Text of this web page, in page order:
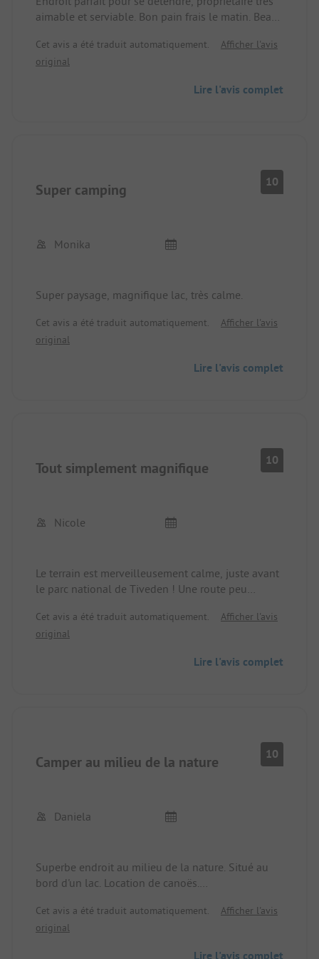
aimable et serviable. Bon pain frais le matin. Beau
recommander.
Cet avis a été traduit automatiquement.
Afficher l'avis
original
Lire l'avis complet
Super camping 10
Monika
Super paysage, magnifique lac, très calme.
Cet avis a été traduit automatiquement.
Afficher l'avis
original
Lire l'avis complet
Tout simplement magnifique 10
Nicole
Le terrain est merveilleusement calme, juste avant
le parc national de Tiveden ! Une route peu
de la partie inférieure et du lac. Les salles de bains
sont simples mais très propres, les gérants super
Cet avis a été traduit automatiquement.
Afficher l'avis
original
Lire l'avis complet
Camper au milieu de la nature 10
Daniela
Superbe endroit au milieu de la nature. Situé au
bord d'un lac. Location de canoës.
Divisé en deux parties par une route. Terrain en
terrasse. En partie des petits emplacements, en
Cet avis a été traduit automatiquement.
Afficher l'avis
original
Lire l'avis complet